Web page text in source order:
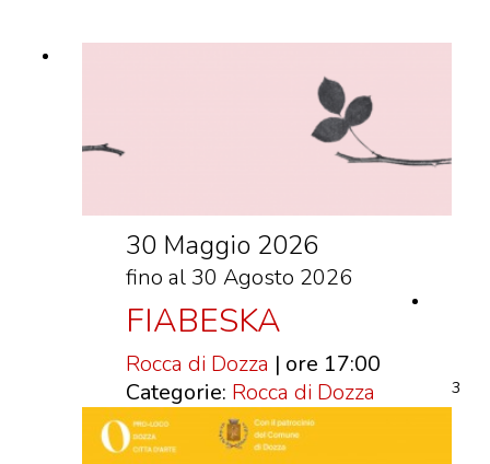
LABORATORI
ARCHIVIO EVENTI
INFORMAZIONE
UFFICIO TURISTICO DI DOZZA
30 Maggio 2026
fino al 30 Agosto 2026
FIABESKA
Rocca di Dozza | ore 17:00
Categorie: Rocca di Dozza 3